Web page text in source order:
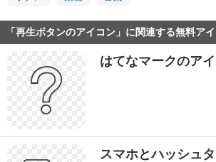
「再生ボタンのアイコン」に関連する無料ア
はてなマークのア
スマホとハッシュ